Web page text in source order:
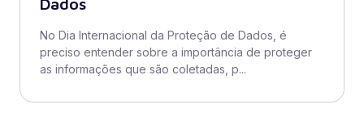
No Dia Internacional da Proteção de Dados, é
preciso entender sobre a importância de proteger
as informações que são coletadas, p...